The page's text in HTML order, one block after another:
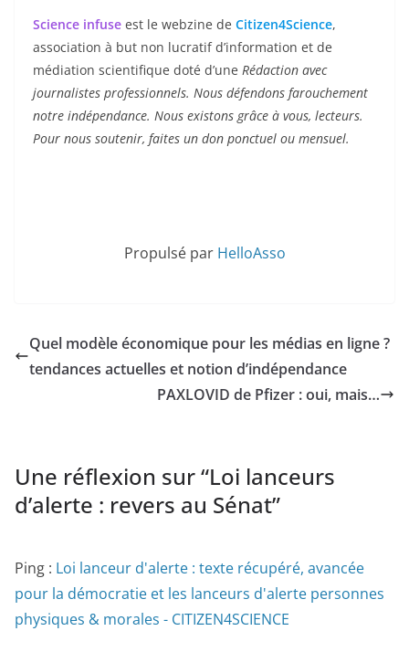
Science infuse est le webzine de Citizen4Science,
association à but non lucratif d’information et de
médiation scientifique doté d’une Rédaction avec
journalistes professionnels. Nous défendons farouchement
notre indépendance. Nous existons grâce à vous, lecteurs.
Pour nous soutenir, faites un don ponctuel ou mensuel.
Propulsé par HelloAsso
Quel modèle économique pour les médias en ligne ?
tendances actuelles et notion d’indépendance
PAXLOVID de Pfizer : oui, mais…
Une réflexion sur “Loi lanceurs
d’alerte : revers au Sénat”
Ping : Loi lanceur d'alerte : texte récupéré, avancée
pour la démocratie et les lanceurs d'alerte personnes
physiques & morales - CITIZEN4SCIENCE